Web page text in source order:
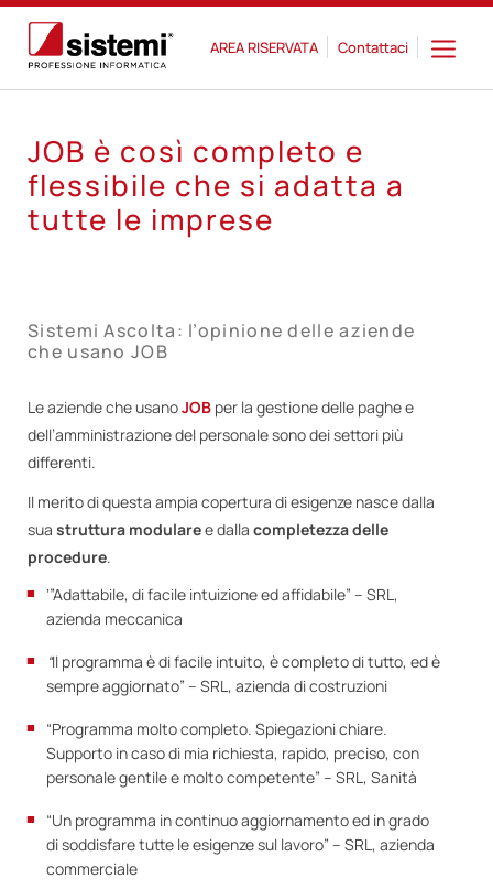
AREA RISERVATA Contattaci
JOB è così completo e
flessibile che si adatta a
tutte le imprese
Sistemi Ascolta: l’opinione delle aziende
che usano JOB
Le aziende che usanoJOB per la gestione delle paghe e
dell’amministrazione del personale sono dei settori più
differenti.
Il merito di questa ampia copertura di esigenze nasce dalla
sua struttura modularee dalla completezza delle
procedure.
‘”Adattabile, di facile intuizione ed affidabile” – SRL,
azienda meccanica
“Il programma è di facile intuito, è completo di tutto, ed è
sempre aggiornato” – SRL, azienda di costruzioni
“Programma molto completo. Spiegazioni chiare.
Supporto in caso di mia richiesta, rapido, preciso, con
personale gentile e molto competente” – SRL, Sanità
“Un programma in continuo aggiornamento ed in grado
di soddisfare tutte le esigenze sul lavoro” – SRL, azienda
commerciale